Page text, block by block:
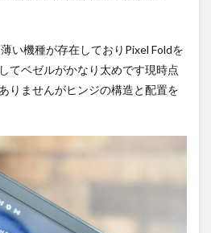
い機種が存在しておりPixel Foldを
てベゼルがかなり太めです現時点
りませんがヒンジの構造と配置を